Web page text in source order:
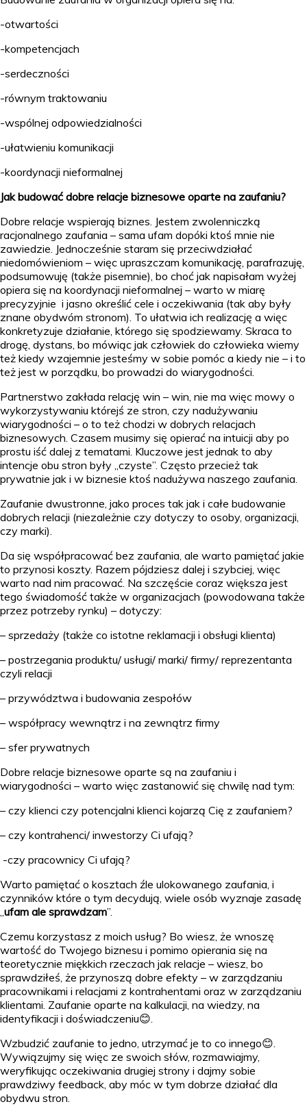
-otwartości
-kompetencjach
-serdeczności
-równym traktowaniu
-wspólnej odpowiedzialności
-ułatwieniu komunikacji
-koordynacji nieformalnej
Jak budować dobre relacje biznesowe oparte na zaufaniu?
Dobre relacje wspierają biznes. Jestem zwolenniczką
racjonalnego zaufania – sama ufam dopóki ktoś mnie nie
zawiedzie. Jednocześnie staram się przeciwdziałać
niedomówieniom – więc upraszczam komunikację, parafrazuję,
podsumowuję (także pisemnie), bo choć jak napisałam wyżej
opiera się na koordynacji nieformalnej – warto w miarę
precyzyjnie i jasno określić cele i oczekiwania (tak aby były
znane obydwóm stronom). To ułatwia ich realizację a więc
konkretyzuje działanie, którego się spodziewamy. Skraca to
drogę, dystans, bo mówiąc jak człowiek do człowieka wiemy
też kiedy wzajemnie jesteśmy w sobie pomóc a kiedy nie – i to
też jest w porządku, bo prowadzi do wiarygodności.
Partnerstwo zakłada relację win – win, nie ma więc mowy o
wykorzystywaniu którejś ze stron, czy nadużywaniu
wiarygodności – o to też chodzi w dobrych relacjach
biznesowych. Czasem musimy się opierać na intuicji aby po
prostu iść dalej z tematami. Kluczowe jest jednak to aby
intencje obu stron były „czyste”. Często przecież tak
prywatnie jak i w biznesie ktoś nadużywa naszego zaufania.
Zaufanie dwustronne, jako proces tak jak i całe budowanie
dobrych relacji (niezależnie czy dotyczy to osoby, organizacji,
czy marki).
Da się współpracować bez zaufania, ale warto pamiętać jakie
to przynosi koszty. Razem pójdziesz dalej i szybciej, więc
warto nad nim pracować. Na szczęście coraz większa jest
tego świadomość także w organizacjach (powodowana także
przez potrzeby rynku) – dotyczy:
– sprzedaży (także co istotne reklamacji i obsługi klienta)
– postrzegania produktu/ usługi/ marki/ firmy/ reprezentanta
czyli relacji
– przywództwa i budowania zespołów
– współpracy wewnątrz i na zewnątrz firmy
– sfer prywatnych
Dobre relacje biznesowe oparte są na zaufaniu i
wiarygodności – warto więc zastanowić się chwilę nad tym:
– czy klienci czy potencjalni klienci kojarzą Cię z zaufaniem?
– czy kontrahenci/ inwestorzy Ci ufają?
-czy pracownicy Ci ufają?
Warto pamiętać o kosztach źle ulokowanego zaufania, i
czynników które o tym decydują, wiele osób wyznaje zasadę
„ufam ale sprawdzam”.
Czemu korzystasz z moich usług? Bo wiesz, że wnoszę
wartość do Twojego biznesu i pomimo opierania się na
teoretycznie miękkich rzeczach jak relacje – wiesz, bo
sprawdziłeś, że przynoszą dobre efekty – w zarządzaniu
pracownikami i relacjami z kontrahentami oraz w zarządzaniu
klientami. Zaufanie oparte na kalkulacji, na wiedzy, na
identyfikacji i doświadczeniu😊.
Wzbudzić zaufanie to jedno, utrzymać je to co innego😊.
Wywiązujmy się więc ze swoich słów, rozmawiajmy,
weryfikując oczekiwania drugiej strony i dajmy sobie
prawdziwy feedback, aby móc w tym dobrze działać dla
obydwu stron.